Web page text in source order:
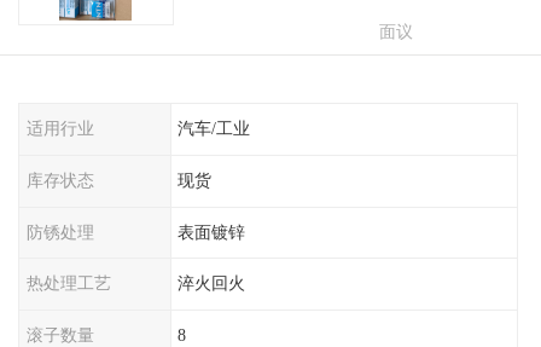
面议
适用行业 汽车/工业
库存状态 现货
防锈处理 表面镀锌
热处理工艺 淬火回火
滚子数量 8